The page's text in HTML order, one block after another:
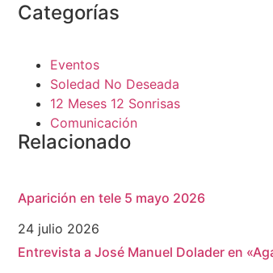
Categorías
Eventos
Soledad No Deseada
12 Meses 12 Sonrisas
Comunicación
Relacionado
Aparición en tele 5 mayo 2026
24 julio 2026
Entrevista a José Manuel Dolader en